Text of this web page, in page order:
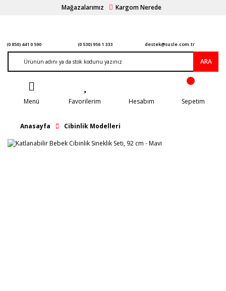
Mağazalarımız Kargom Nerede
(0 850) 441 0 590 (0 530) 956 1 333 destek@susle.com.tr
ARA
Menü Favorilerim Hesabım Sepetim
Anasayfa Cibinlik Modelleri